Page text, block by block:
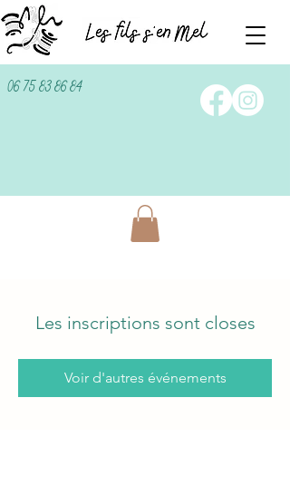
06 75 83 86 84
Les inscriptions sont closes
Voir d'autres événements